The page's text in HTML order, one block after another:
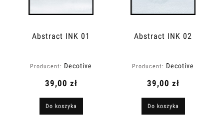
Abstract INK 01
Producent: Decotive
39,00 zł
Do koszyka
Abstract INK 02
Producent: Decotive
39,00 zł
Do koszyka